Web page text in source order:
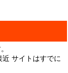
サイトはすでに